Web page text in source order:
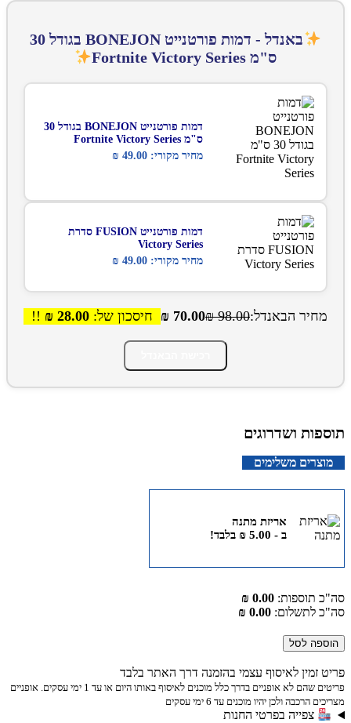
באנדל - דמות פורטנייט BONEJON בגודל 30
ס"מ Fortnite Victory Series
דמות פורטנייט BONEJON בגודל 30
ס"מ Fortnite Victory Series
מחיר מקורי:
₪ 49.00
דמות פורטנייט FUSION סדרת
Victory Series
מחיר מקורי:
₪ 49.00
מחיר הבאנדל: ₪98.00
₪ 70.00 חיסכון של: ₪ 28.00
!!
תוספות ושדרוגים
מוצרים משלימים
אריזת מתנה
ב -
₪5.00 בלבד!
סה"כ תוספות: 0.00 ₪
סה"כ לתשלום: 0.00 ₪
הוספה לסל
פריט זמין לאיסוף עצמי בהזמנה דרך האתר בלבד
פריטים שהם לא אופניים בדרך כלל מוכנים לאיסוף באותו היום או עד 1 ימי עסקים. אופניים
מצריכים הרכבה ולכן יהיו מוכנים עד 6 ימי עסקים
צפייה בפרטי החנות